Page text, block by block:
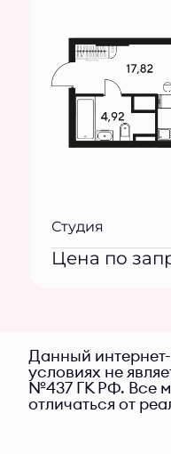
Студия
Цена по
Данный
условиях не
№437 ГК РФ. Все
отличаться от